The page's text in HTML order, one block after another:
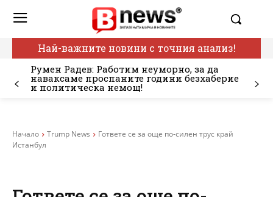
Най-важните новини с точния анализ!
Румен Радев: Работим неуморно, за да
наваксаме проспаните години безхаберие
и политическа немощ!
Начало Trump News
Гответе се за още по-силен трус край
Истанбул